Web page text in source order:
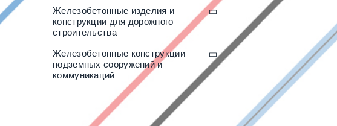
Железобетонные изделия и
конструкции для дорожного
строительства
Железобетонные конструкции
подземных сооружений и
коммуникаций